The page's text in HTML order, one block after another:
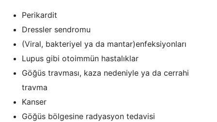
Perikardit
Dressler sendromu
(Viral, bakteriyel ya da mantar)enfeksiyonları
Lupus gibi otoimmün hastalıklar
Göğüs travması, kaza nedeniyle ya da cerrahi
travma
Kanser
Göğüs bölgesine radyasyon tedavisi